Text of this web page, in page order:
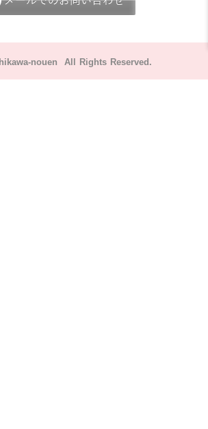
nouen All Rights Reserved.